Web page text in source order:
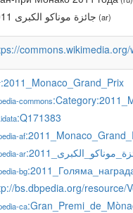
جائزة موناكو الكبرى 2011 (ar)
:2011_Monaco_Grand_Prix
commons
:Q171383
af
ar
bg
bs.dbpedia.org/resource/
ca